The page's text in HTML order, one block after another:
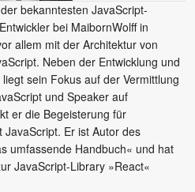
bekanntesten JavaScript-
bei MaibornWolff in
allem mit der Architektur von
Neben der Entwicklung und
sein Fokus auf der Vermittlung
und Speaker auf
er die Begeisterung für
Er ist Autor des
umfassende Handbuch« und hat
JavaScript-Library »React«